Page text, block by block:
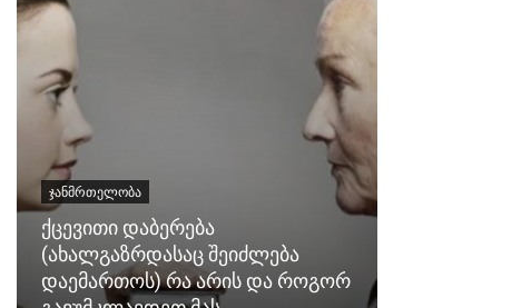
ᲯᲐᲜᲛᲠᲗᲔᲚᲝᲑᲐ
ქცევითი დაბერება
(ახალგაზრდასაც შეიძლება
დაემართოს) რა არის და როგორ